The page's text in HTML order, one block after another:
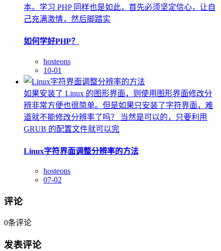
本。学习 PHP 同样也是如此，首先必须坚定信心，让自
己充满激情，然后脚踏实
如何学好PHP？
hosteons
10-01
如果安装了 Linux 的图形界面，则使用图形界面修改分
辨非常方便也很简单。但是如果只安装了字符界面，难
道就不能修改分辨率了吗？ 当然是可以的，只要利用
GRUB 的配置文件就可以完
Linux字符界面调整分辨率的方法
hosteons
07-02
评论
0条评论
发表评论